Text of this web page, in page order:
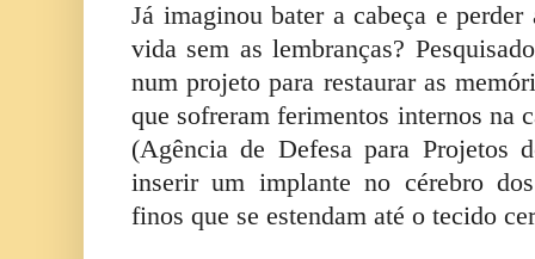
Já imaginou bater a cabeça e
vida sem as lembranças?
num projeto para restaurar as
que sofreram ferimentos internos na
(Agência de Defesa para Projetos
inserir um implante no cérebro
finos que se estendam até o tecido